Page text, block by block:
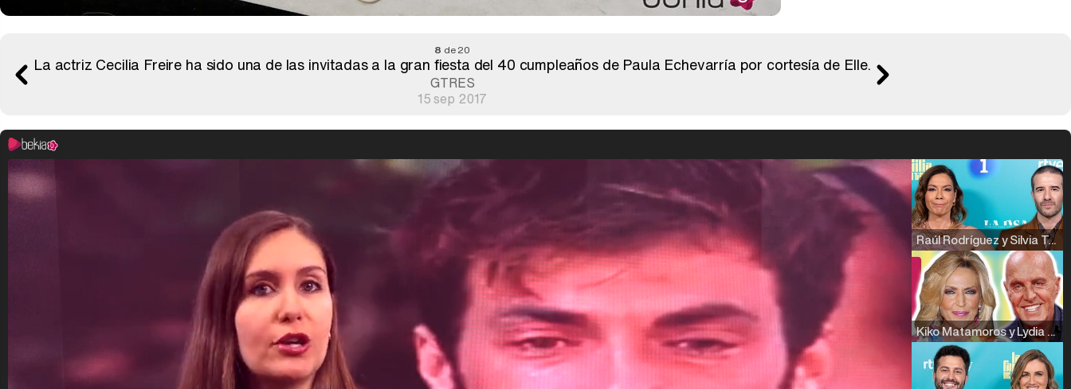
8 de 20
La actriz Cecilia Freire ha sido una de las invitadas a la gran fiesta del 40 cumpleaños de Paula Echevarría por cortesía de Elle.
GTRES
15 sep 2017
Raúl Rodríguez y Silvia Taulés nos cuentan su papel en 'La familia de la tele'
Kiko Matamoros y Lydia Lozano: "Nuestro público es de todas las edades y RTVE tiene un público muy pegado a las novelas, al que tenemos que captar"